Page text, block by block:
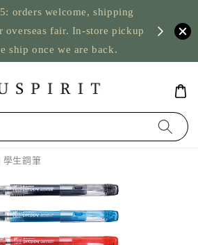
orders welcome, shipping
overseas fair. In-store pickup
ship once we are back.
US
學生鋼筆